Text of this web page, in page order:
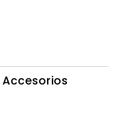
Accesorios